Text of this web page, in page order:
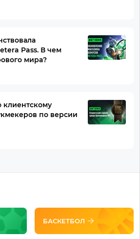
Pass. В чем
мира?
клиентскому
по версии
БАСКЕТБОЛ